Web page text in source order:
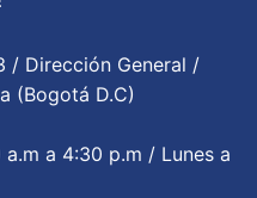
/ Dirección General /
(Bogotá D.C)
a 4:30 p.m / Lunes a